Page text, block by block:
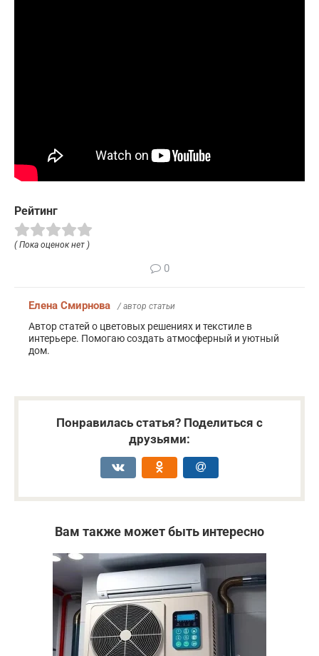
Рейтинг
( Пока оценок нет )
0
Елена Смирнова / автор статьи
Автор статей о цветовых решениях и текстиле в
интерьере. Помогаю создать атмосферный и уютный
дом.
Понравилась статья? Поделиться с
друзьями:
Вам также может быть интересно